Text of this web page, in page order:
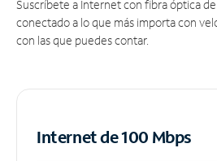
Suscríbete a Internet con fibra óptica
conectado a lo que más importa con
con las que puedes contar.
Internet de 100 Mbps